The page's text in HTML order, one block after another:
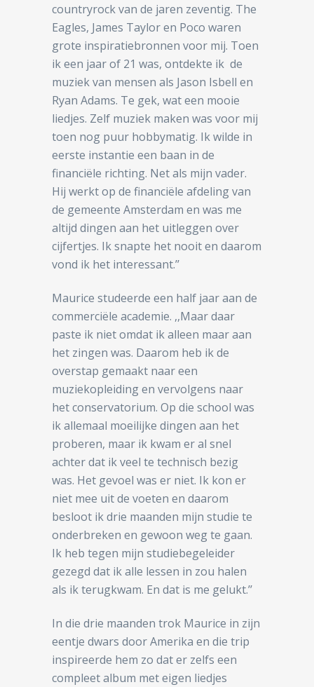
countryrock van de jaren zeventig. The
Eagles, James Taylor en Poco waren
grote inspiratiebronnen voor mij. Toen
ik een jaar of 21 was, ontdekte ik de
muziek van mensen als Jason Isbell en
Ryan Adams. Te gek, wat een mooie
liedjes. Zelf muziek maken was voor mij
toen nog puur hobbymatig. Ik wilde in
eerste instantie een baan in de
financiële richting. Net als mijn vader.
Hij werkt op de financiële afdeling van
de gemeente Amsterdam en was me
altijd dingen aan het uitleggen over
cijfertjes. Ik snapte het nooit en daarom
vond ik het interessant.’’
Maurice studeerde een half jaar aan de
commerciële academie. ,,Maar daar
paste ik niet omdat ik alleen maar aan
het zingen was. Daarom heb ik de
overstap gemaakt naar een
muziekopleiding en vervolgens naar
het conservatorium. Op die school was
ik allemaal moeilijke dingen aan het
proberen, maar ik kwam er al snel
achter dat ik veel te technisch bezig
was. Het gevoel was er niet. Ik kon er
niet mee uit de voeten en daarom
besloot ik drie maanden mijn studie te
onderbreken en gewoon weg te gaan.
Ik heb tegen mijn studiebegeleider
gezegd dat ik alle lessen in zou halen
als ik terugkwam. En dat is me gelukt.’’
In die drie maanden trok Maurice in zijn
eentje dwars door Amerika en die trip
inspireerde hem zo dat er zelfs een
compleet album met eigen liedjes